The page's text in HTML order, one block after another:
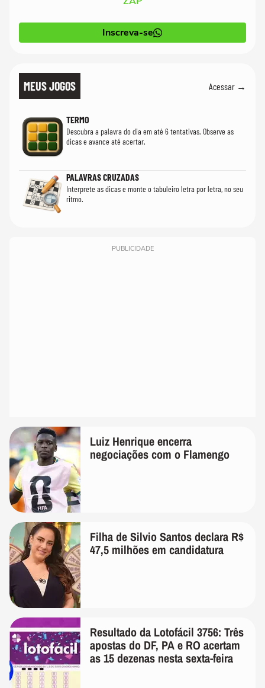
Inscreva-se
MEUS JOGOS Acessar →
TERMO
Descubra a palavra do dia em até 6 tentativas. Observe as
dicas e avance até acertar.
PALAVRAS CRUZADAS
Interprete as dicas e monte o tabuleiro letra por letra, no seu
ritmo.
PUBLICIDADE
Luiz Henrique encerra
negociações com o Flamengo
Filha de Silvio Santos declara R$
47,5 milhões em candidatura
Resultado da Lotofácil 3756: Três
apostas do DF, PA e RO acertam
as 15 dezenas nesta sexta-feira